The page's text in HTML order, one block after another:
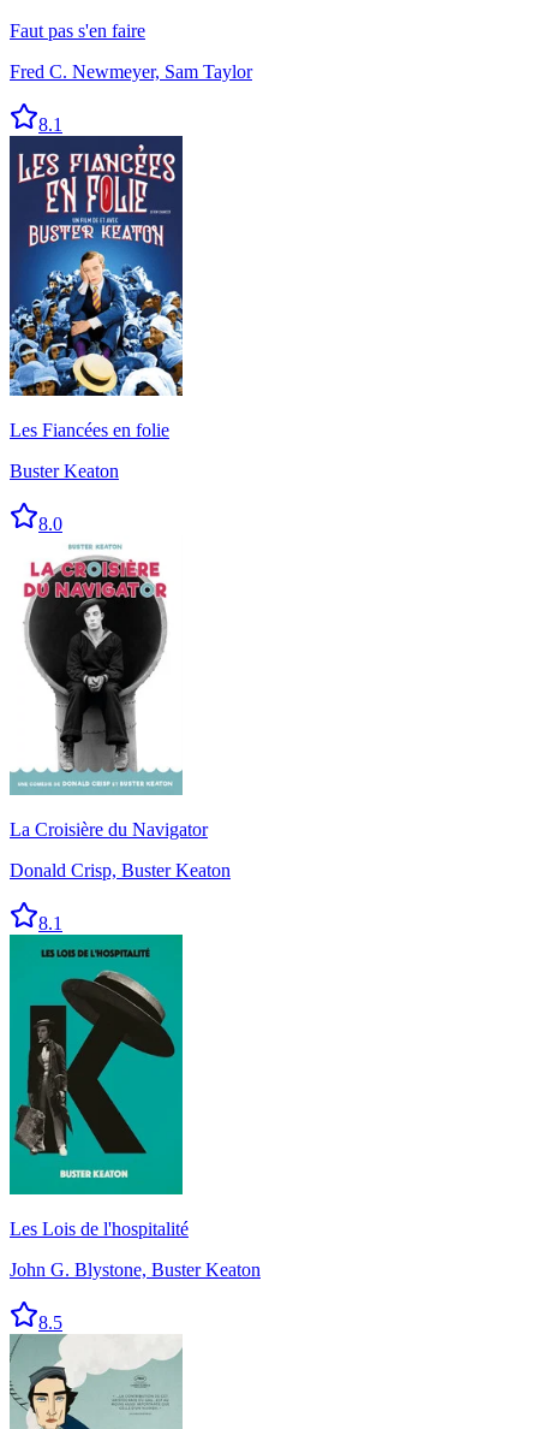
Faut pas s'en faire
Fred C. Newmeyer, Sam Taylor
8.1
Les Fiancées en folie
Buster Keaton
8.0
La Croisière du Navigator
Donald Crisp, Buster Keaton
8.1
Les Lois de l'hospitalité
John G. Blystone, Buster Keaton
8.5